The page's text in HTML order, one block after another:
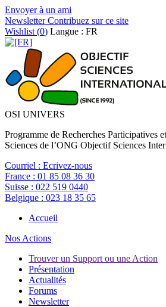
Envoyer à un ami
NewsletterContribuez sur ce site
Wishlist (0) Langue : FR
OSI UNIVERS
Programme de Recherches Participatives
Sciences de l’ONG Objectif Sciences
Courriel : Ecrivez-nous
France : 01 85 08 36 30
Suisse : 022 519 0440
Belgique : 023 18 35 65
Accueil
Nos Actions
Trouver un Support ou une Action
Présentation
Actualités
Forums
Newsletter